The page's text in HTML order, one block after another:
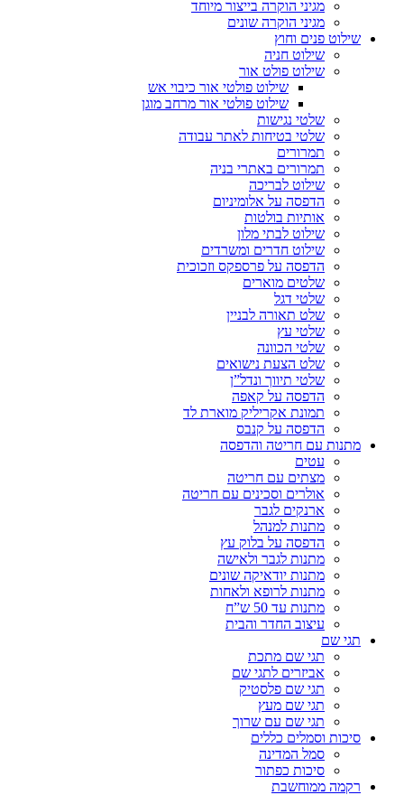
מגיני הוקרה בייצור מיוחד
מגיני הוקרה שונים
שילוט פנים וחוץ
שילוט חניה
שילוט פולט אור
שילוט פולטי אור כיבוי אש
שילוט פולטי אור מרחב מוגן
שלטי נגישות
שלטי בטיחות לאתר עבודה
תמרורים
תמרורים באתרי בניה
שילוט לבריכה
הדפסה על אלומיניום
אותיות בולטות
שילוט לבתי מלון
שילוט חדרים ומשרדים
הדפסה על פרספקס וזכוכית
שלטים מוארים
שלטי דגל
שלט תאורה לבניין
שלטי עץ
שלטי הכוונה
שלט הצעת נישואים
שלטי תיווך ונדל”ן
הדפסה על קאפה
תמונת אקריליק מוארת לד
הדפסה על קנבס
מתנות עם חריטה והדפסה
עטים
מצתים עם חריטה
אולרים וסכינים עם חריטה
ארנקים לגבר
מתנות למנהל
הדפסה על בלוק עץ
מתנות לגבר ולאישה
מתנות יודאיקה שונים
מתנות לרופא ולאחות
מתנות עד 50 ש”ח
עיצוב החדר והבית
תגי שם
תגי שם מתכת
אביזרים לתגי שם
תגי שם פלסטיק
תגי שם מעץ
תגי שם עם שרוך
סיכות וסמלים כללים
סמל המדינה
סיכות כפתור
רקמה ממוחשבת